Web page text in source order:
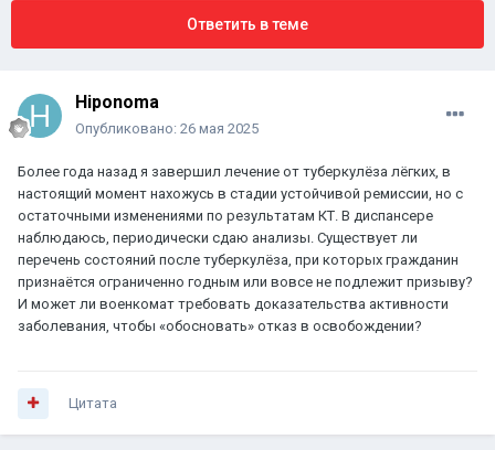
Ответить в теме
Hiponoma
Опубликовано: 26 мая 2025
Более года назад я завершил лечение от туберкулёза лёгких, в
настоящий момент нахожусь в стадии устойчивой ремиссии, но с
остаточными изменениями по результатам КТ. В диспансере
наблюдаюсь, периодически сдаю анализы. Существует ли
перечень состояний после туберкулёза, при которых гражданин
признаётся ограниченно годным или вовсе не подлежит призыву?
И может ли военкомат требовать доказательства активности
заболевания, чтобы «обосновать» отказ в освобождении?
Цитата